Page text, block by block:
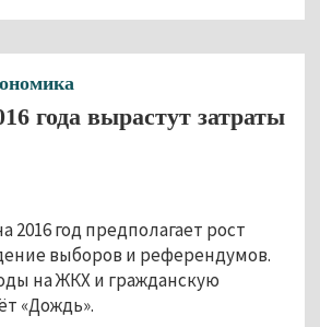
года вырастут затраты
2016 год предполагает рост
выборов и референдумов.
на ЖКХ и гражданскую
«Дождь».